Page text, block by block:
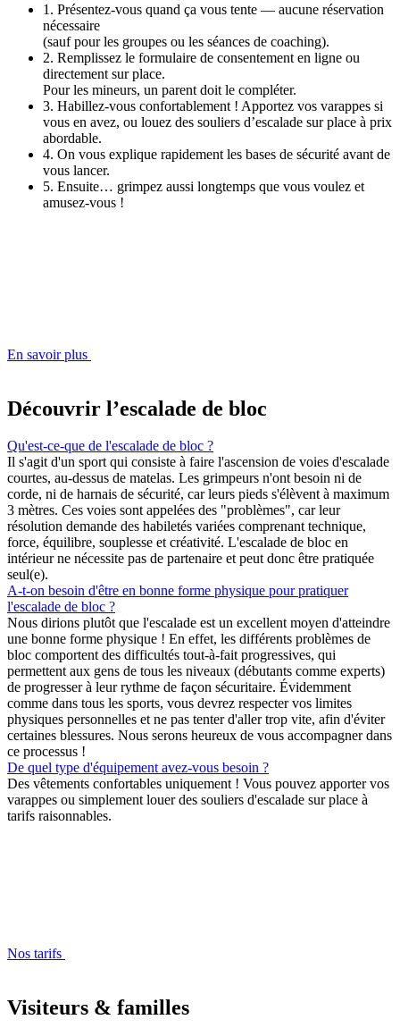
1. Présentez-vous quand ça vous tente — aucune réservation
nécessaire
(sauf pour les groupes ou les séances de coaching).
2. Remplissez le formulaire de consentement en ligne ou
directement sur place.
Pour les mineurs, un parent doit le compléter.
3. Habillez-vous confortablement ! Apportez vos varappes si
vous en avez, ou louez des souliers d’escalade sur place à prix
abordable.
4. On vous explique rapidement les bases de sécurité avant de
vous lancer.
5. Ensuite… grimpez aussi longtemps que vous voulez et
amusez-vous !
En savoir plus
Découvrir l’escalade de bloc
Qu'est-ce-que de l'escalade de bloc ?
Il s'agit d'un sport qui consiste à faire l'ascension de voies d'escalade
courtes, au-dessus de matelas. Les grimpeurs n'ont besoin ni de
corde, ni de harnais de sécurité, car leurs pieds s'élèvent à maximum
3 mètres. Ces voies sont appelées des "problèmes", car leur
résolution demande des habiletés variées comprenant technique,
force, équilibre, souplesse et créativité. L'escalade de bloc en
intérieur ne nécessite pas de partenaire et peut donc être pratiquée
seul(e).
A-t-on besoin d'être en bonne forme physique pour pratiquer
l'escalade de bloc ?
Nous dirions plutôt que l'escalade est un excellent moyen d'atteindre
une bonne forme physique ! En effet, les différents problèmes de
bloc comportent des difficultés tout-à-fait progressives, qui
permettent aux gens de tous les niveaux (débutants comme experts)
de progresser à leur rythme de façon sécuritaire. Évidemment
comme dans tous les sports, vous devrez respecter vos limites
physiques personnelles et ne pas tenter d'aller trop vite, afin d'éviter
certaines blessures. Nous serons heureux de vous accompagner dans
ce processus !
De quel type d'équipement avez-vous besoin ?
Des vêtements confortables uniquement ! Vous pouvez apporter vos
varappes ou simplement louer des souliers d'escalade sur place à
tarifs raisonnables.
Nos tarifs
Visiteurs & familles